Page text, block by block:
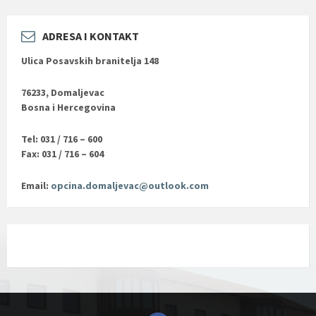
ADRESA I KONTAKT
Ulica Posavskih branitelja 148
76233, Domaljevac
Bosna i Hercegovina
Tel: 031 / 716 – 600
Fax: 031 / 716 – 604
Email: opcina.domaljevac@outlook.com